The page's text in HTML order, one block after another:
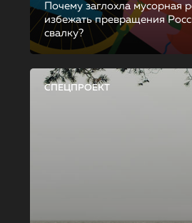
Почему заглохла мусорная
избежать превращения
свалку?
СПЕЦПРОЕКТ